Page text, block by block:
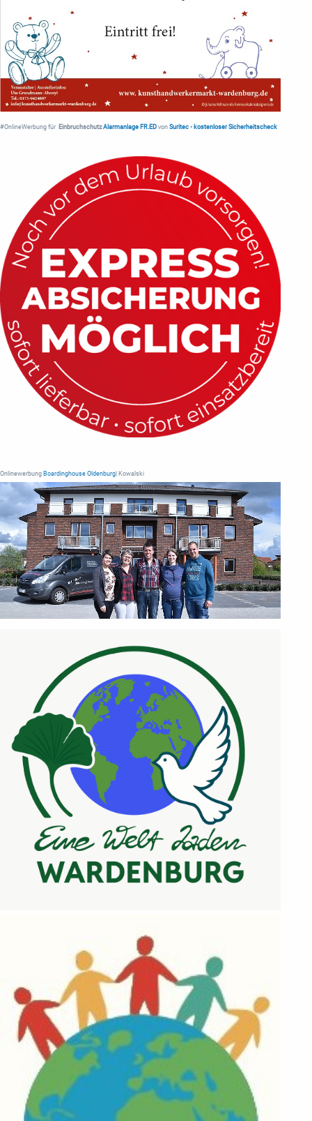
#OnlineWerbung für Einbruchschutz Alarmanlage FR.ED von Suritec • kostenloser Sicherheitscheck
Onlinewerbung Boardinghouse Oldenburg | Kowalski